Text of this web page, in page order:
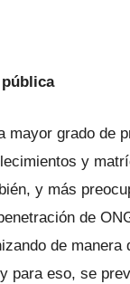
mayor grado de
y
y más
de
de manera
para eso, se